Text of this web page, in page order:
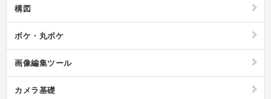
構図
ボケ・丸ボケ
画像編集ツール
カメラ基礎